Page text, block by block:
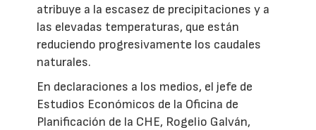
atribuye a la escasez de precipitaciones y a
las elevadas temperaturas, que están
reduciendo progresivamente los caudales
naturales.
En declaraciones a los medios, el jefe de
Estudios Económicos de la Oficina de
Planificación de la CHE, Rogelio Galván,